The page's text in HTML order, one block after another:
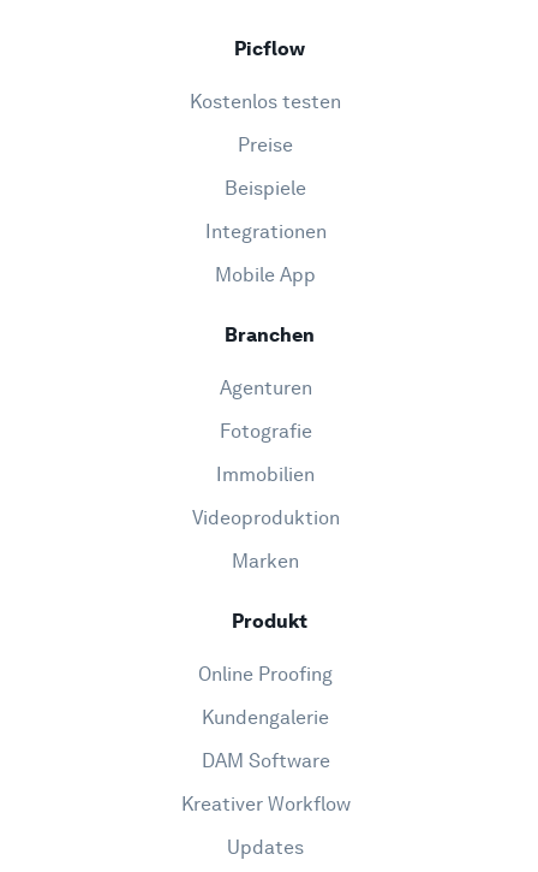
Picflow
Kostenlos testen
Preise
Beispiele
Integrationen
Mobile App
Branchen
Agenturen
Fotografie
Immobilien
Videoproduktion
Marken
Produkt
Online Proofing
Kundengalerie
DAM Software
Kreativer Workflow
Updates